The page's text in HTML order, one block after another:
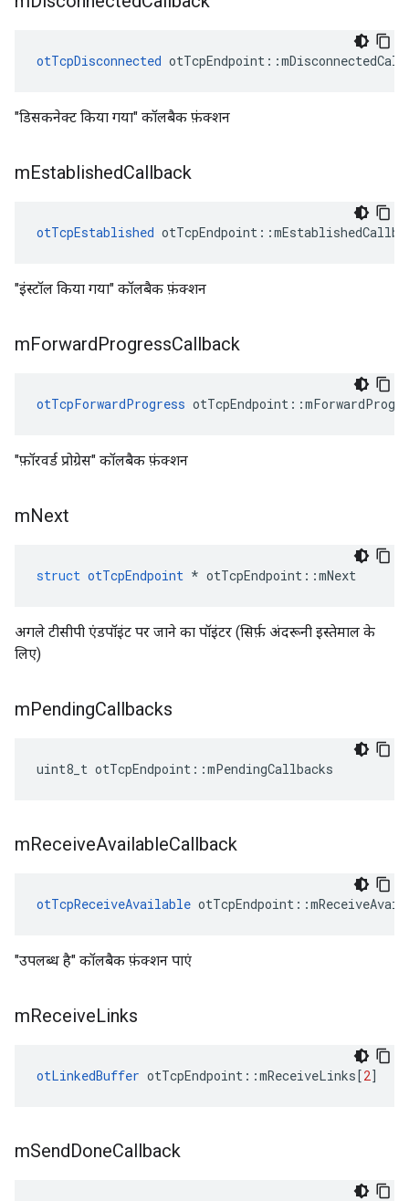
otTcpDisconnected otTcpEndpoint ::
"डिसकनेक्ट किया गया" कॉलबैक फ़ंक्शन
mEstablishedCallback
otTcpEstablished otTcpEndpoint ::
"इंस्टॉल किया गया" कॉलबैक फ़ंक्शन
mForwardProgressCallback
otTcpForwardProgress otTcpEndpoint ::
"फ़ॉरवर्ड प्रोग्रेस" कॉलबैक फ़ंक्शन
mNext
struct otTcpEndpoint * otTcpEndpoint ::mNext
अगले टीसीपी एंडपॉइंट पर जाने का पॉइंटर (सिर्फ़ अंदरूनी इस्तेमाल के
लिए)
mPendingCallbacks
uint8_t otTcpEndpoint ::mPendingCallbacks
mReceiveAvailableCallback
otTcpReceiveAvailable otTcpEndpoint ::
"उपलब्ध है" कॉलबैक फ़ंक्शन पाएं
mReceiveLinks
otLinkedBuffer otTcpEndpoint ::mReceiveLinks[2]
mSendDoneCallback